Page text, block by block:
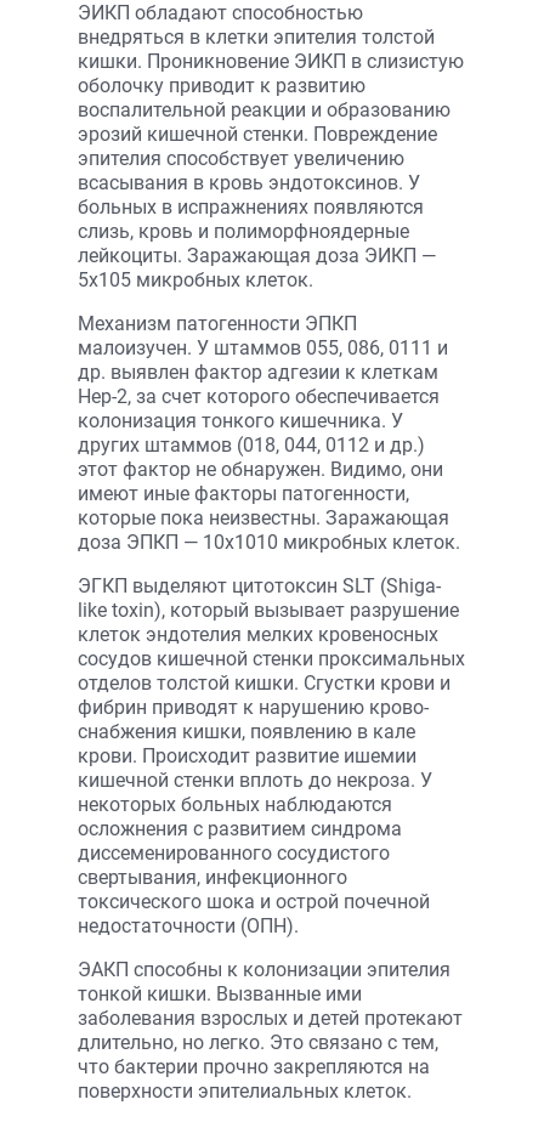
ЭИКП обладают способностью
внедряться в клетки эпителия толстой
кишки. Проникновение ЭИКП в слизистую
оболочку приводит к развитию
воспалительной реакции и образованию
эрозий кишечной стенки. Повреждение
эпителия способствует увеличению
всасывания в кровь эндотоксинов. У
больных в испражнениях появляются
слизь, кровь и полиморф­ноядерные
лейкоциты. Заражающая доза ЭИКП —
5х105 микробных клеток.
Механизм патогенности ЭПКП
малоизучен. У штаммов 055, 086, 0111 и
др. выявлен фактор адгезии к клеткам
Нер-2, за счет которого обеспечивается
колонизация тонкого кишечника. У
других штаммов (018, 044, 0112 и др.)
этот фактор не обнаружен. Видимо, они
имеют иные факторы патогенности,
которые пока неизвестны. Заражающая
доза ЭПКП — 10х1010 микробных клеток.
ЭГКП выделяют цитотоксин SLT (Shiga-
like toxin), который вызывает разрушение
клеток эндотелия мелких кровеносных
сосудов кишечной стенки проксимальных
отделов толстой кишки. Сгустки крови и
фибрин приводят к нарушению крово­
снабжения кишки, появлению в кале
крови. Происходит развитие ишемии
кишечной стенки вплоть до некроза. У
некоторых больных наблюдаются
осложнения с развитием синдрома
диссеменированного сосудистого
свертывания, инфекционного
токсического шока и острой почечной
недостаточности (ОПН).
ЭАКП способны к колонизации эпителия
тонкой кишки. Вызванные ими
заболевания взрослых и детей протекают
длительно, но легко. Это связано с тем,
что бактерии прочно закрепляются на
поверхности эпителиальных клеток.